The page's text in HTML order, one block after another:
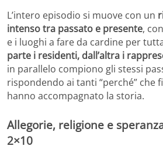
L’intero episodio si muove con un
intenso tra passato e presente,
e i luoghi a fare da cardine per
parte i residenti, dall’altra i
in parallelo compiono gli stessi
rispondendo ai tanti “perché” che
hanno accompagnato la storia.
Allegorie, religione e
2×10